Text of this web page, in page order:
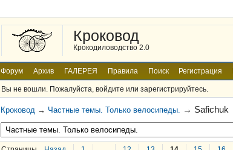
Кроковод
Крокодиловодство 2.0
Форум Архив ГАЛЕРЕЯ Правила Поиск Регистрация
Вы не вошли. Пожалуйста, войдите или зарегистрируйтесь.
Кроковод → Частные темы. Только велосипеды. → Safichuk